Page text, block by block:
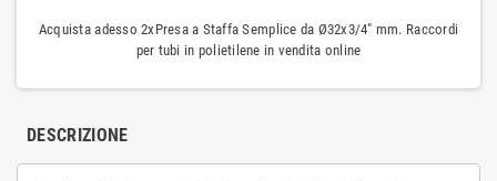
Acquista adesso 2xPresa a Staffa Semplice da Ø32x3/4" mm. Raccordi
per tubi in polietilene in vendita online
DESCRIZIONE